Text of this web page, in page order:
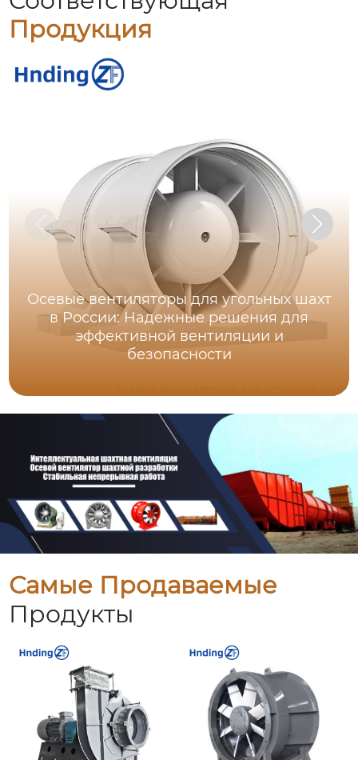
Продукция
Осевые вентиляторы для угольных шахт
в России: Надежные решения для
эффективной вентиляции и
безопасности
Самые Продаваемые
Продукты